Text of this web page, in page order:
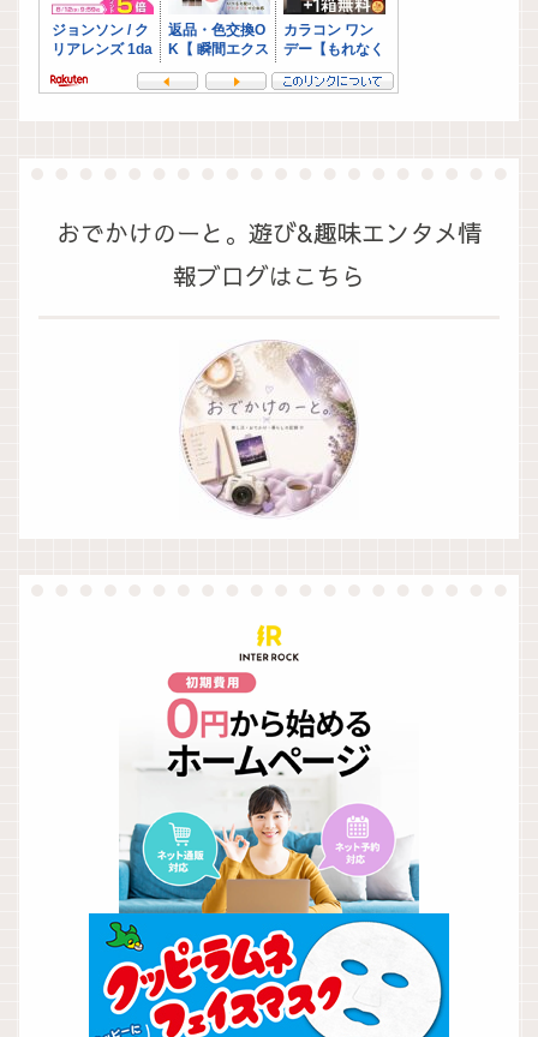
おでかけのーと。遊び&趣味エンタメ情
報ブログはこちら